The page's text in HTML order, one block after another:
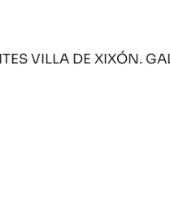
VILLA DE XIXÓN.